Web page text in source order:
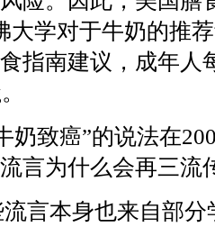
大学对于牛奶的推
指南建议，成年人
奶致癌”的说法在
言为什么会再三流
言本身也来自部